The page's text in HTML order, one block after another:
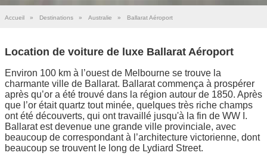
Accueil » Destinations » Australie » Ballarat Aéroport
Location de voiture de luxe Ballarat Aéroport
Environ 100 km à l’ouest de Melbourne se trouve la
charmante ville de Ballarat. Ballarat commença à prospérer
après qu’or a été trouvé dans la région autour de 1850. Après
que l’or était quartz tout minée, quelques très riche champs
ont été découverts, qui ont travaillé jusqu'à la fin de WW I.
Ballarat est devenue une grande ville provinciale, avec
beaucoup de correspondant à l’architecture victorienne, dont
beaucoup se trouvent le long de Lydiard Street.